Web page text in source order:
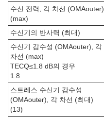
수신 전력, 각 차선 (OMAouter)
(max)
수신기의 반사력 (최대)
수신기 감수성 (OMAouter), 각
차선 (max)
TECQ≤1.8 dB의 경우
1.8
스트레스 수신기 감수성
(OMAouter), 각 차선 (최대)
(13)